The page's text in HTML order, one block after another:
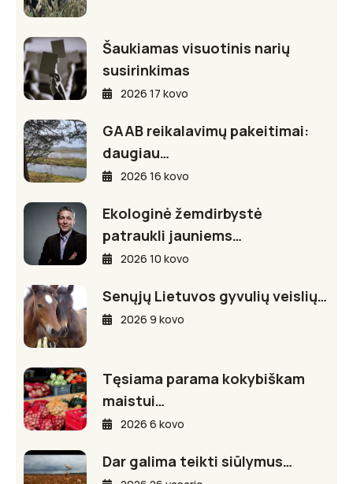
Šaukiamas visuotinis narių
susirinkimas
2026 17 kovo
GAAB reikalavimų pakeitimai:
daugiau…
2026 16 kovo
Ekologinė žemdirbystė
patraukli jauniems…
2026 10 kovo
Senųjų Lietuvos gyvulių veislių…
2026 9 kovo
Tęsiama parama kokybiškam
maistui…
2026 6 kovo
Dar galima teikti siūlymus…